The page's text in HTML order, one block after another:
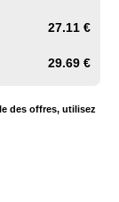
27.11 €
29.69 €
des offres, utilisez